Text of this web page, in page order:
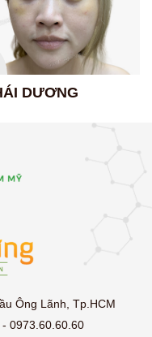
DƯƠNG
Ông Lãnh, Tp.HCM
0973.60.60.60